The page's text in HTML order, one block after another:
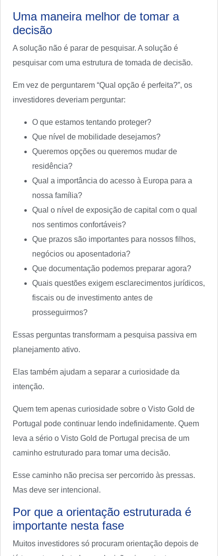
Uma maneira melhor de tomar a
decisão
A solução não é parar de pesquisar. A solução é
pesquisar com uma estrutura de tomada de decisão.
Em vez de perguntarem “Qual opção é perfeita?”, os
investidores deveriam perguntar:
O que estamos tentando proteger?
Que nível de mobilidade desejamos?
Queremos opções ou queremos mudar de
residência?
Qual a importância do acesso à Europa para a
nossa família?
Qual o nível de exposição de capital com o qual
nos sentimos confortáveis?
Que prazos são importantes para nossos filhos,
negócios ou aposentadoria?
Que documentação podemos preparar agora?
Quais questões exigem esclarecimentos jurídicos,
fiscais ou de investimento antes de
prosseguirmos?
Essas perguntas transformam a pesquisa passiva em
planejamento ativo.
Elas também ajudam a separar a curiosidade da
intenção.
Quem tem apenas curiosidade sobre o Visto Gold de
Portugal pode continuar lendo indefinidamente. Quem
leva a sério o Visto Gold de Portugal precisa de um
caminho estruturado para tomar uma decisão.
Esse caminho não precisa ser percorrido às pressas.
Mas deve ser intencional.
Por que a orientação estruturada é
importante nesta fase
Muitos investidores só procuram orientação depois de